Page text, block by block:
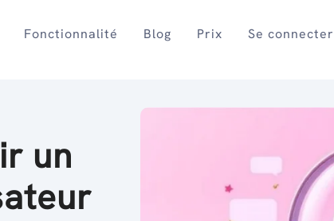
Fonctionnalité Blog Prix Se connecter
un